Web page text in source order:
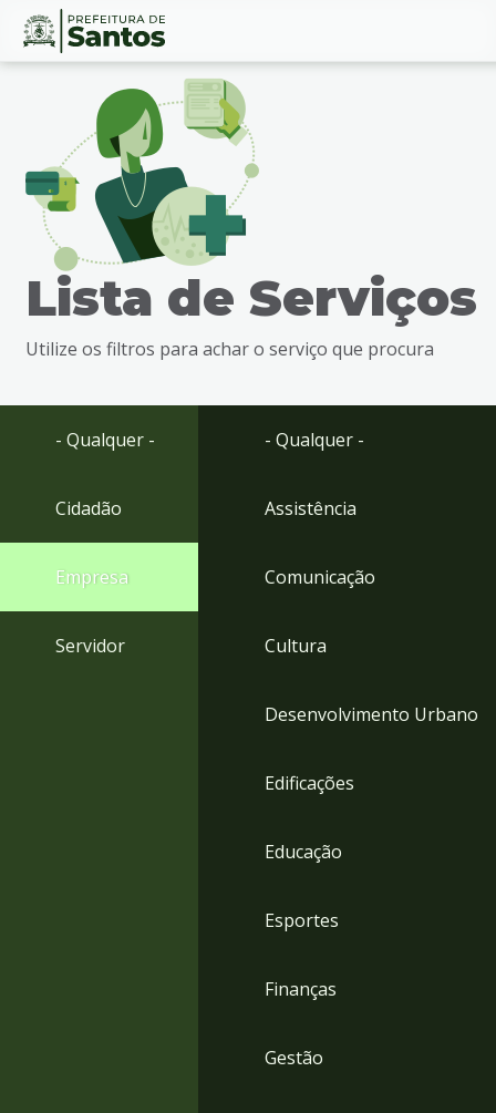
Ir
busca
Ir
Conteúdo
Lista de Serviços
Utilize os filtros para achar o serviço que procura
- Qualquer -
Cidadão
Empresa
Servidor
- Qualquer -
Assistência
Comunicação
Cultura
Desenvolvimento Urbano
Edificações
Educação
Esportes
Finanças
Gestão